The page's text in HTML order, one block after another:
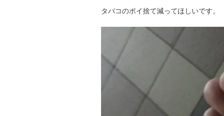
タバコのポイ捨て減ってほしいです。